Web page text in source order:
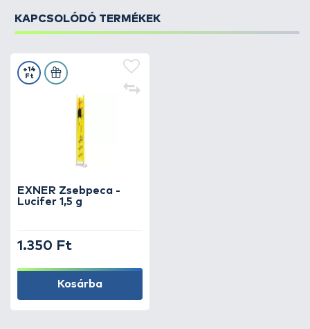
KAPCSOLÓDÓ TERMÉKEK
EXNER Zsebpeca -
Lucifer 1,5 g
+14
Ft
1.350 Ft
Kosárba